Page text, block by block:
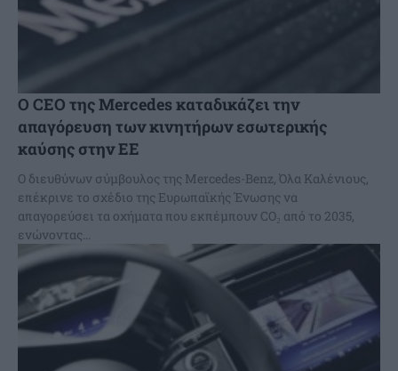
Ο CEO της Mercedes καταδικάζει την
απαγόρευση των κινητήρων εσωτερικής
καύσης στην ΕΕ
Ο διευθύνων σύμβουλος της Mercedes-Benz, Όλα Καλένιους,
επέκρινε το σχέδιο της Ευρωπαϊκής Ένωσης να
απαγορεύσει τα οχήματα που εκπέμπουν CO₂ από το 2035,
ενώνοντας...